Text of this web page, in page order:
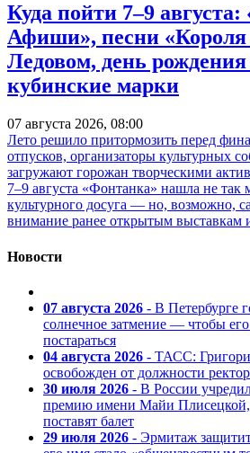
Куда пойти 7–9
Афиши», песни
Ледовом, день
кубинские марки
07 августа 2026, 08:00
Лето решило притормозить перед
отпусков, организаторы культурных
загружают горожан творческими
7–9 августа «Фонтанка» нашла не
культурного досуга — но, возможно,
внимание ранее открытым выставкам
Новости
07 августа 2026 - В Петербурге
солнечное затмение — чтобы
постараться
04 августа 2026 - ТАСС:
освобожден от должности
30 июля 2026 - В России
премию имени Майи Плисецкой,
поставят балет
29 июля 2026 - Эрмитаж